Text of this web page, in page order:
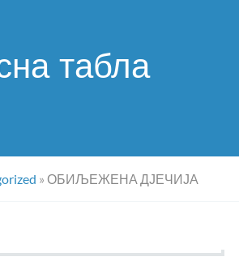
табла
»ОБИЉЕЖЕНА ДЈЕЧИЈА